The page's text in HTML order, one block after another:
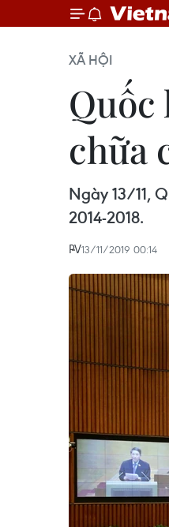
XÃ HỘI
Quốc
chữa
Ngày 13/11,
2014-2018.
PV13/11/2019 00:14